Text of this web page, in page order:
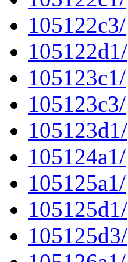
105122c3/
105122d1/
105123c1/
105123c3/
105123d1/
105124a1/
105125a1/
105125d1/
105125d3/